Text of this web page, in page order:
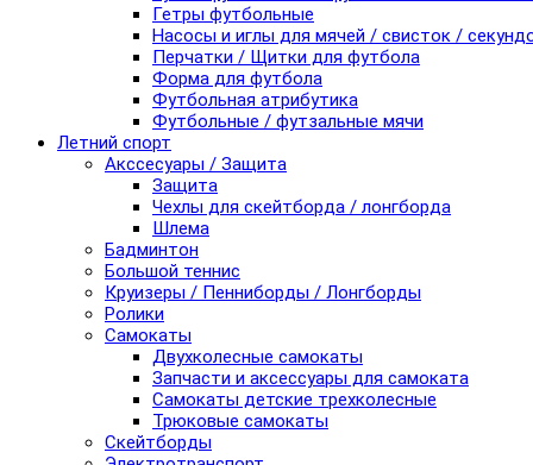
Гетры футбольные
Насосы и иглы для мячей / свисток /
Перчатки / Щитки для футбола
Форма для футбола
Футбольная атрибутика
Футбольные / футзальные мячи
Летний спорт
Акссесуары / Защита
Защита
Чехлы для скейтборда / лонгборда
Шлема
Бадминтон
Большой теннис
Круизеры / Пенниборды / Лонгборды
Ролики
Самокаты
Двухколесные самокаты
Запчасти и аксессуары для самоката
Самокаты детские трехколесные
Трюковые самокаты
Скейтборды